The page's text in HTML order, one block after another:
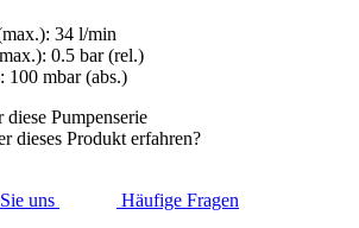
34 l/min
0.5 bar (rel.)
100 mbar (abs.)
Pumpenserie
dieses Produkt erfahren?
uns
Häufige Fragen